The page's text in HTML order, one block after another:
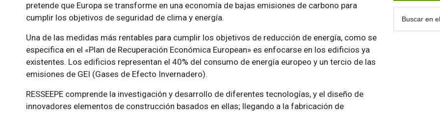
pretende que Europa se transforme en una economía de bajas emisiones de carbono para
cumplir los objetivos de seguridad de clima y energía.
Una de las medidas más rentables para cumplir los objetivos de reducción de energía, como se
especifica en el «Plan de Recuperación Económica European» es enfocarse en los edificios ya
existentes. Los edificios representan el 40% del consumo de energía europeo y un tercio de las
emisiones de GEI (Gases de Efecto Invernadero).
RESSEEPE comprende la investigación y desarrollo de diferentes tecnologías, y el diseño de
innovadores elementos de construcción basados en ellas; llegando a la fabricación de